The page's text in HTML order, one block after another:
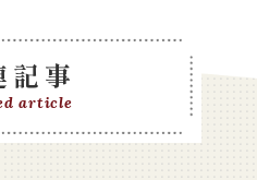
記事
article